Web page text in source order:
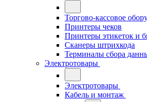
Торгово-кассовое
Принтеры чеков
Принтеры этикеток и
Сканеры штрихкода
Терминалы сбора
Электротовары
Электротовары
Кабель и монтаж